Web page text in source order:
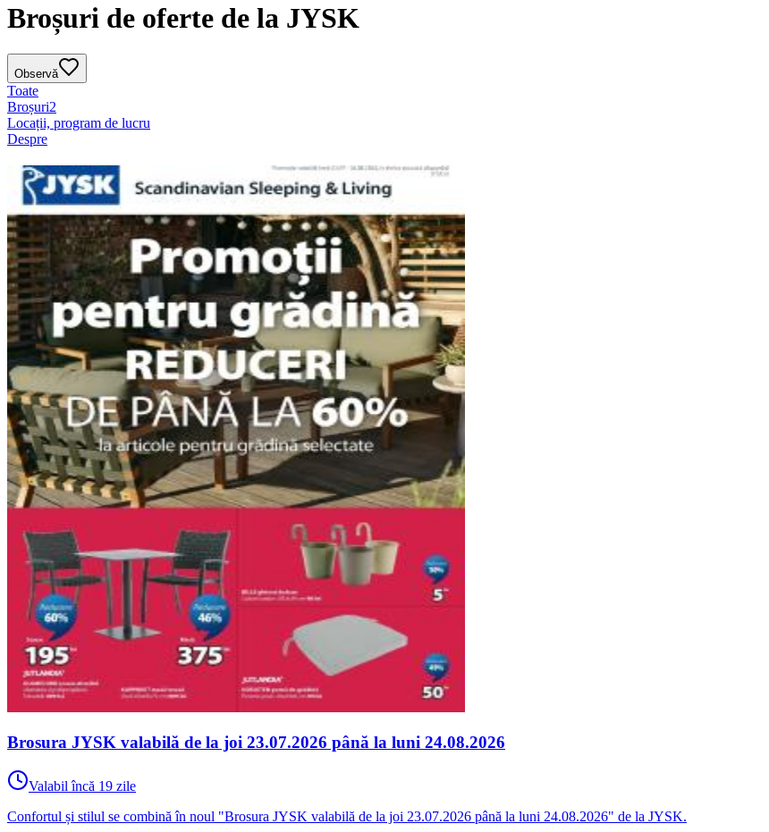
Broșuri de oferte de la JYSK
Observă
Toate
Broșuri2
Locații, program de lucru
Despre
Brosura JYSK valabilă de la joi 23.07.2026 până la luni 24.08.2026
Valabil încă 19 zile
Confortul și stilul se combină în noul "Brosura JYSK valabilă de la joi 23.07.2026 până la luni 24.08.2026" de la JYSK.